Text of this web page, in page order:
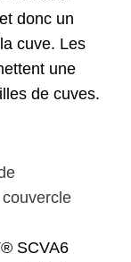
donc un
cuve. Les
une
de cuves.
SCVA6